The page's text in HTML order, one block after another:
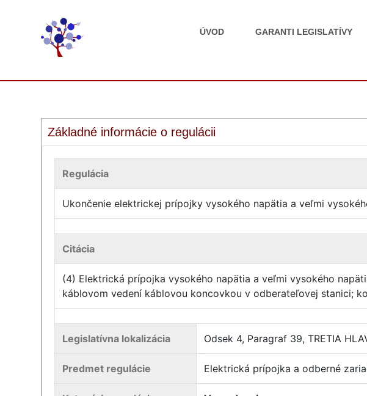
ÚVOD GARANTI LEGISLATÍVY
Základné informácie o regulácii
Regulácia
Ukončenie elektrickej prípojky vysokého napätia a veľmi
Citácia
(4) Elektrická prípojka vysokého napätia a veľmi vysokého
káblovom vedení káblovou koncovkou v odberateľovej stanici;
Legislatívna lokalizácia Odsek 4, Paragraf 39, TRETIA
Predmet regulácie Elektrická prípojka a odberné